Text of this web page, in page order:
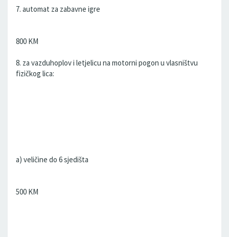
7. automat za zabavne igre
800 KM
8. za vazduhoplov i letjelicu na motorni pogon u vlasništvu
fizičkog lica:
a) veličine do 6 sjedišta
500 KM